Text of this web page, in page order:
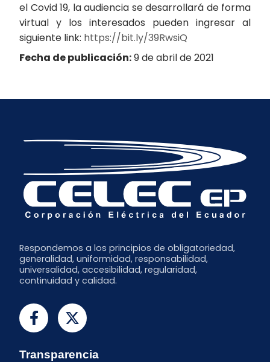
el Covid 19, la audiencia se desarrollará de forma
virtual y los interesados pueden ingresar al
siguiente link: https://bit.ly/39RwsiQ
Fecha de publicación:9 de abril de 2021
Respondemos a los principios de obligatoriedad,
generalidad, uniformidad, responsabilidad,
universalidad, accesibilidad, regularidad,
continuidad y calidad.
Transparencia